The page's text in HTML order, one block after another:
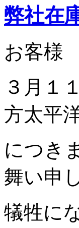
弊社在
お客様
３月１
方太平
につき
舞い申
犠牲に